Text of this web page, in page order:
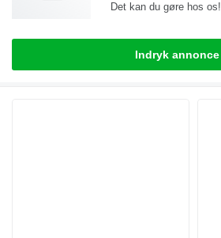
Det kan du gøre hos os!
Indryk annonce